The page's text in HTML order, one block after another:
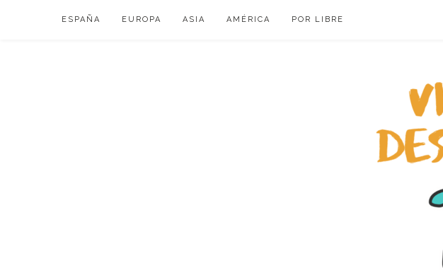
ESPAÑA EUROPA ASIA AMÉRICA POR LIBRE